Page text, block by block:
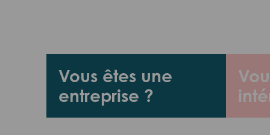
Vous êtes une
entreprise ?